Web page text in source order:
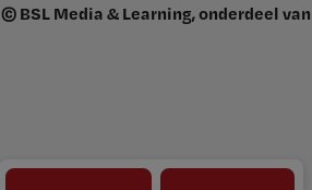
© BSL Media & Learning, onderdeel van